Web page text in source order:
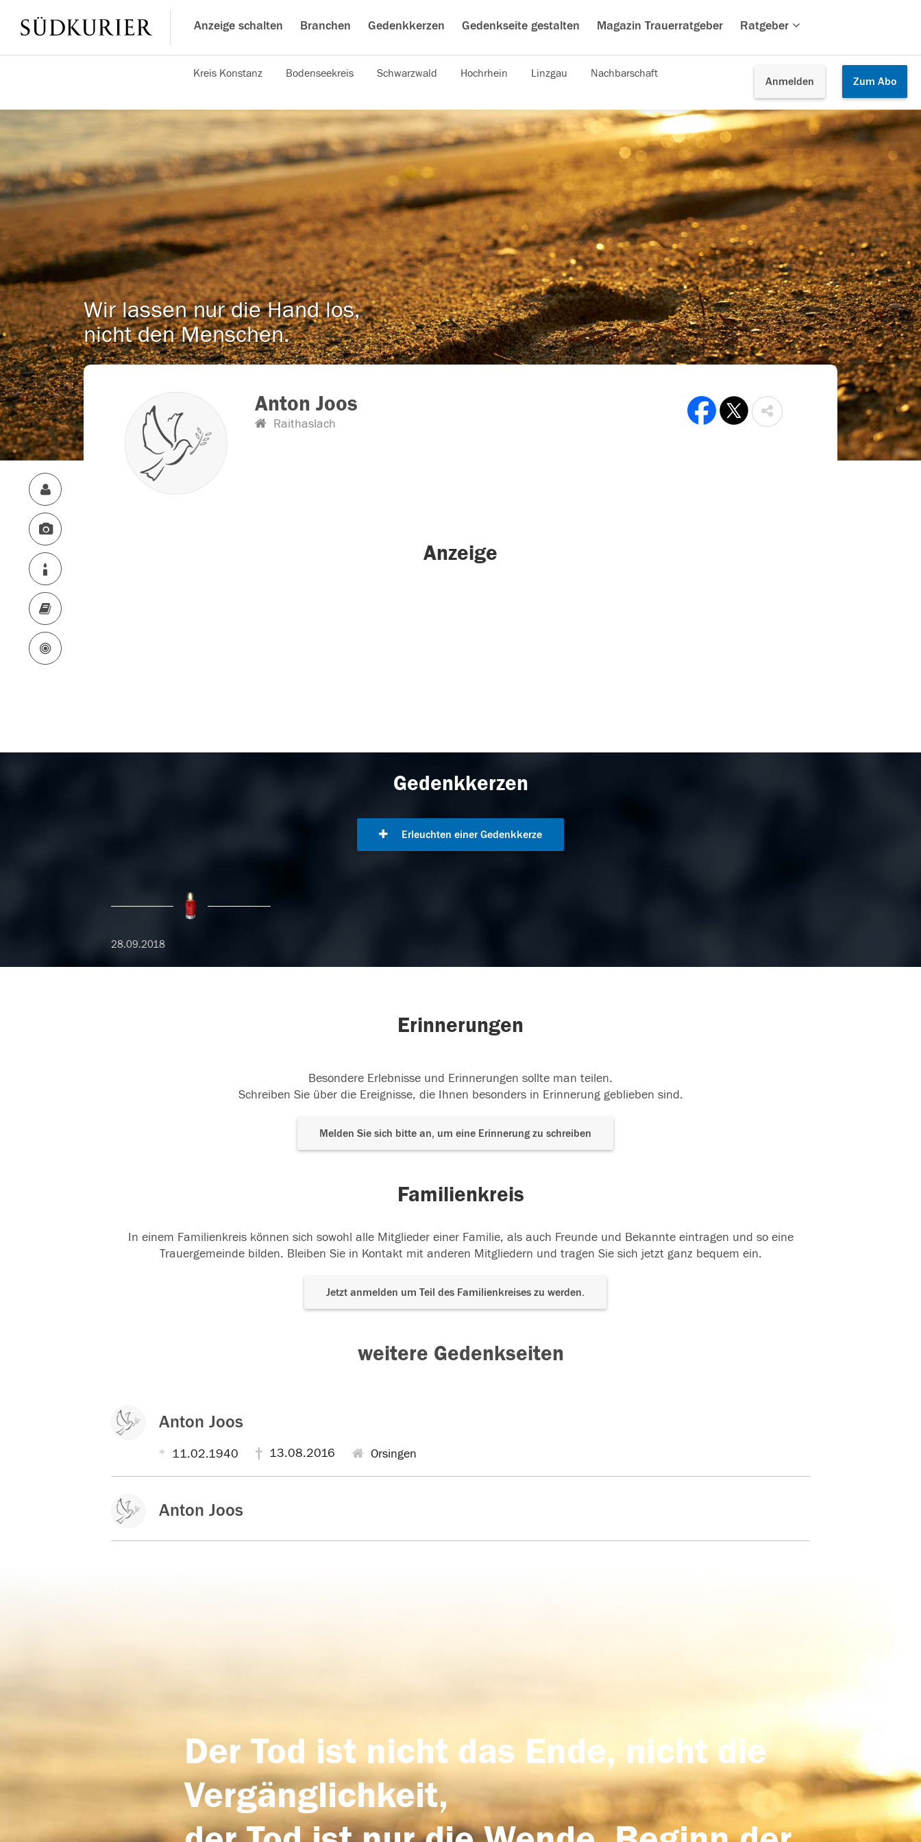
Anzeige schalten Branchen Gedenkkerzen Gedenkseite gestalten Magazin Trauerratgeber Ratgeber
Anmelden Zum Abo
Kreis Konstanz Bodenseekreis Schwarzwald Hochrhein Linzgau Nachbarschaft
Wir lassen nur die Hand los,
nicht den Menschen.
Anton Joos
Raithaslach
Anzeige
Gedenkkerzen
Erleuchten einer Gedenkkerze
28.09.2018
Erinnerungen
Besondere Erlebnisse und Erinnerungen sollte man teilen.
Schreiben Sie über die Ereignisse, die Ihnen besonders in Erinnerung geblieben sind.
Melden Sie sich bitte an, um eine Erinnerung zu schreiben
Familienkreis
In einem Familienkreis können sich sowohl alle Mitglieder einer Familie, als auch Freunde und Bekannte eintragen und so eine
Trauergemeinde bilden. Bleiben Sie in Kontakt mit anderen Mitgliedern und tragen Sie sich jetzt ganz bequem ein.
Jetzt anmelden um Teil des Familienkreises zu werden.
weitere Gedenkseiten
Anton Joos
11.02.1940 13.08.2016 Orsingen
Anton Joos
Der Tod ist nicht das Ende, nicht die
Vergänglichkeit,